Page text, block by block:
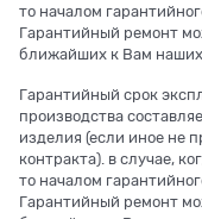
то началом
Гарантийный ремонт
ближайших к Вам наших
Гарантийный срок
производства
изделия (если иное не
контракта). в случае,
то началом
Гарантийный ремонт